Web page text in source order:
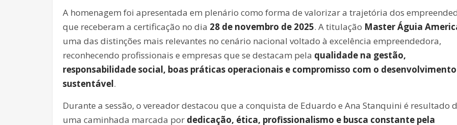
A homenagem foi apresentada em plenário como forma de valorizar a trajetória dos
que receberam a certificação no dia 28 de novembro de 2025. A titulação Master Águia
uma das distinções mais relevantes no cenário nacional voltado à excelência empreendedora,
reconhecendo profissionais e empresas que se destacam pela qualidade na gestão,
responsabilidade social, boas práticas operacionais e compromisso com o desenvolvimento
sustentável.
Durante a sessão, o vereador destacou que a conquista de Eduardo e Ana Stanquini é resultado
uma caminhada marcada por dedicação, ética, profissionalismo e busca constante pela